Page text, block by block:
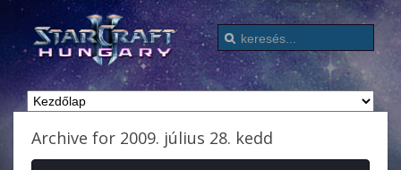
Archive for 2009. július 28. kedd